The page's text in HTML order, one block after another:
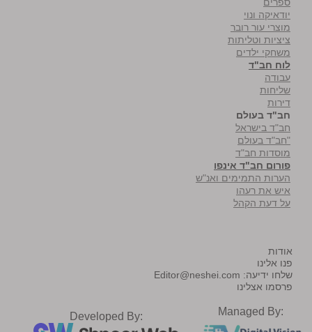
ספרים
יודאיקה ונוי
מוצרי עור רובר
ציציות וטליתות
משחקי ילדים
לוח חב"ד
עבודה
שליחות
דירות
חב"ד בעולם
חב"ד בישראל
"חב"ד בעולם
מוסדות חב"ד
פורום חב"ד אינפו
הערות התמימים ואנ"ש
איש את רעהו
על דעת הקהל
אודות
פנו אלינו
שלחו ידיעה: Editor@neshei.com
פרסמו אצלינו
Developed By: Managed By: